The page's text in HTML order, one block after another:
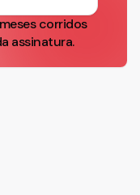
corridos
assinatura.